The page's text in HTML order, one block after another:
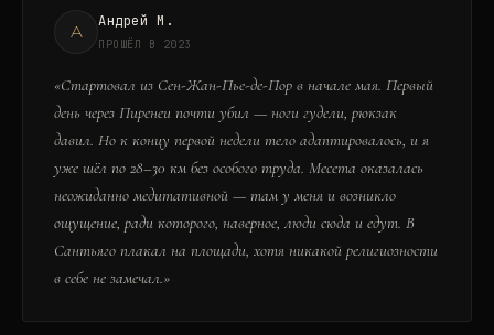
А
Андрей М.
ПРОШЁЛ В 2023
«Стартовал из Сен-Жан-Пье-де-Пор в начале мая. Первый
день через Пиренеи почти убил — ноги гудели, рюкзак
давил. Но к концу первой недели тело адаптировалось, и я
уже шёл по 28–30 км без особого труда. Месета оказалась
неожиданно медитативной — там у меня и возникло
ощущение, ради которого, наверное, люди сюда и едут. В
Сантьяго плакал на площади, хотя никакой религиозности
в себе не замечал.»